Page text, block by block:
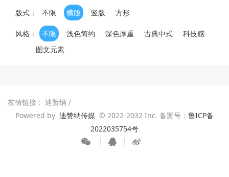
版式： 不限 横版 竖版 方形
风格： 不限 浅色简约 深色厚重 古典中式
科技感
图文元素
友情链接 : 迪赞纳 /
Powered by 迪赞纳传媒 © 2022-2032 Inc. 备案号： 鲁ICP备
2022035754号